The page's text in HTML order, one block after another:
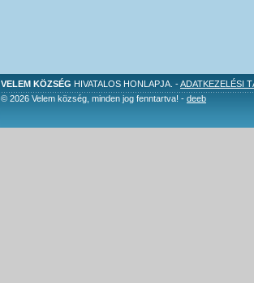
VELEM KÖZSÉG HIVATALOS HONLAPJA. -ADATKEZELÉSI
© 2026 Velem község, minden jog fenntartva! - deeb